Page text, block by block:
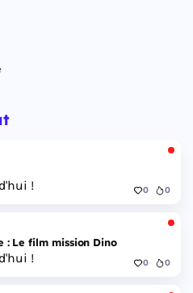
! 0 0
: Le film mission Dino
! 0 0